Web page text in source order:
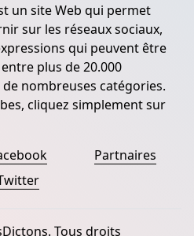
un site Web qui permet
sur les réseaux sociaux,
qui peuvent être
plus de 20.000
nombreuses catégories.
cliquez simplement sur
Partnaires
Tous droits